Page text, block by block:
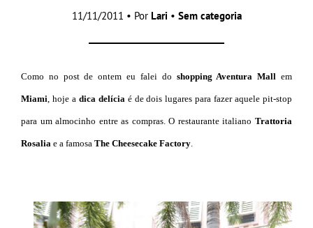
11/11/2011 • Por Lari • Sem categoria
Como no post de ontem eu falei do shopping Aventura Mall em
Miami , hoje a dica delícia é de dois lugares para fazer aquele pit-stop
para um almocinho entre as compras. O restaurante italiano Trattoria
Rosalia e a famosa The Cheesecake Factory